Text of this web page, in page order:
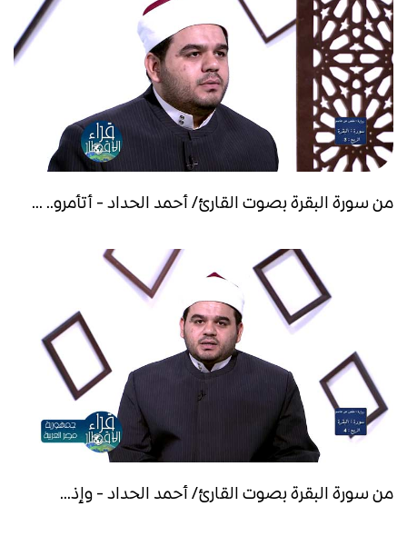
من سورة البقرة بصوت القارئ/ أحمد الحداد - أتأمرو.. ...
من سورة البقرة بصوت القارئ/ أحمد الحداد - وإذ...